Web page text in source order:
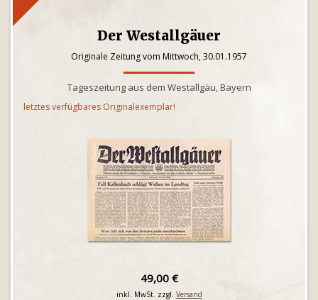
Der Westallgäuer
Originale Zeitung vom Mittwoch, 30.01.1957
Tageszeitung aus dem Westallgäu, Bayern
letztes verfügbares Originalexemplar!
49,00 €
inkl. MwSt. zzgl. Versand